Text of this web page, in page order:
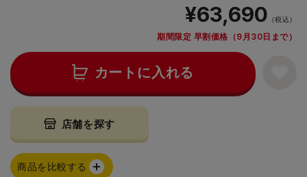
¥63,690 （税込）
期間限定 早割価格（9月30日まで）
カートに入れる
店舗を探す
商品を比較する